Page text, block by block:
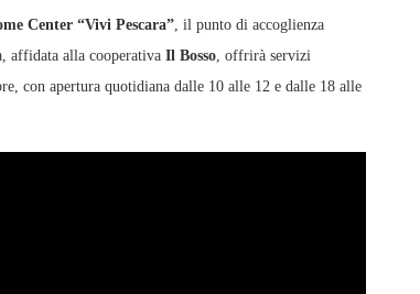
Center “Vivi Pescara” , il punto di accoglienza
affidata alla cooperativa Il Bosso , offrirà servizi
con apertura quotidiana dalle 10 alle 12 e dalle 18 alle